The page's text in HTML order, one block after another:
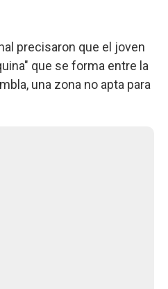
precisaron que el joven
que se forma entre la
una zona no apta para